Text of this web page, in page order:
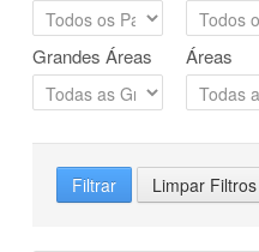
Grandes Áreas Áreas
Filtrar Limpar Filtros